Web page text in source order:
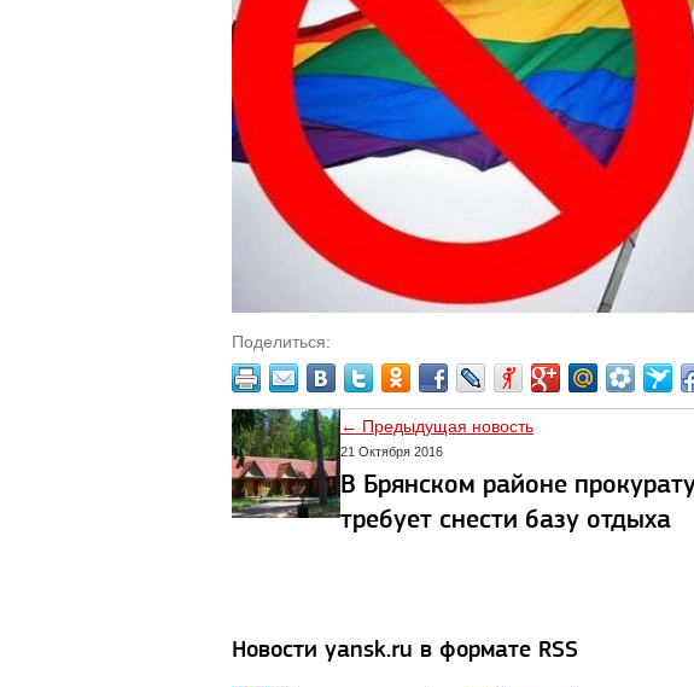
Поделиться:
← Предыдущая новость
21 Октября 2016
В Брянском районе
требует снести базу отдыха
Новости yansk.ru в формате RSS